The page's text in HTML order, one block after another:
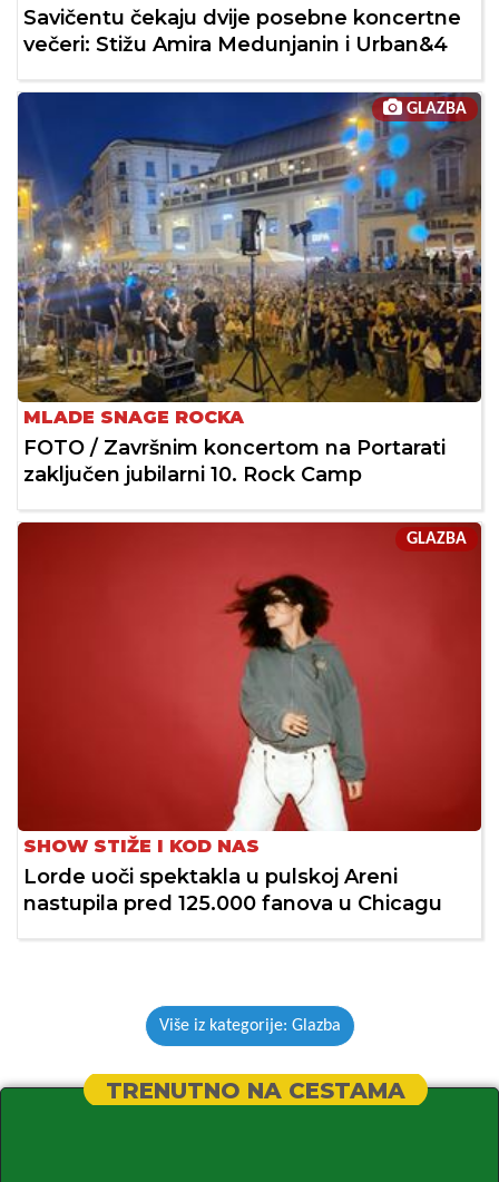
Savičentu čekaju dvije posebne koncertne
večeri: Stižu Amira Medunjanin i Urban&4
GLAZBA
MLADE SNAGE ROCKA
FOTO / Završnim koncertom na Portarati
zaključen jubilarni 10. Rock Camp
GLAZBA
SHOW STIŽE I KOD NAS
Lorde uoči spektakla u pulskoj Areni
nastupila pred 125.000 fanova u Chicagu
Više iz kategorije: Glazba
TRENUTNO NA CESTAMA